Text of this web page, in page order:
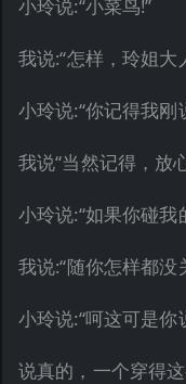
小玲说:“小菜鸟!”
我说:“怎样，玲姐大
小玲说:“你记得我刚
我说“当然记得，放
小玲说:“如果你碰我
我说:“随你怎样都没
小玲说:“呵这可是你
说真的，一个穿得